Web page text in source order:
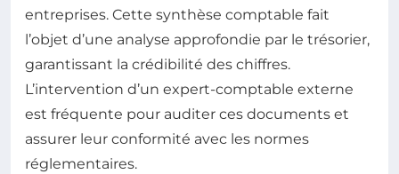
entreprises. Cette synthèse comptable fait
l’objet d’une analyse approfondie par le trésorier,
garantissant la crédibilité des chiffres.
L’intervention d’un expert-comptable externe
est fréquente pour auditer ces documents et
assurer leur conformité avec les normes
réglementaires.